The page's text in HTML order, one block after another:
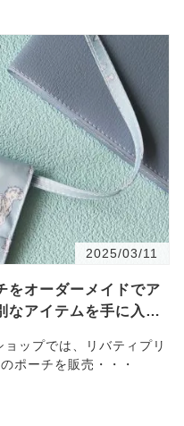
2025/03/11
をオーダーメイドでア
なアイテムを手に入れ
ップでは、リバティプリ
ポーチを販売・・・